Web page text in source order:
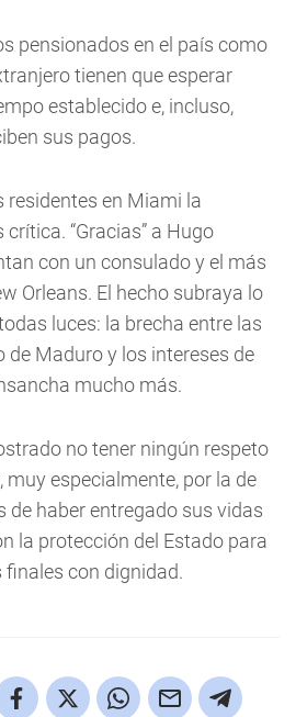
pensionados en el país como
tienen que esperar
establecido e, incluso,
sus pagos.
residentes en Miami la
“Gracias” a Hugo
con un consulado y el más
Orleans. El hecho subraya lo
luces: la brecha entre las
de Maduro y los intereses de
mucho más.
no tener ningún respeto
muy especialmente, por la de
de haber entregado sus vidas
la protección del Estado para
con dignidad.